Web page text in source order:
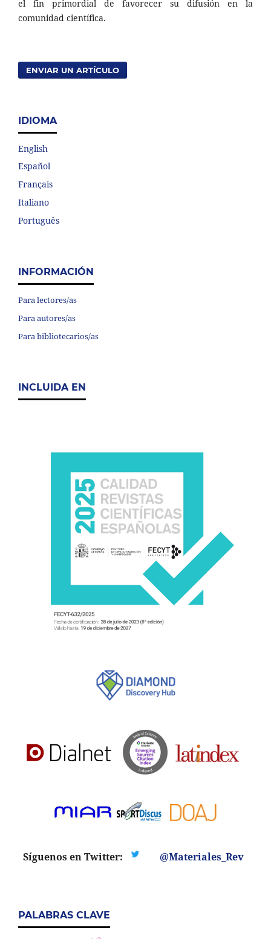
el fin primordial de favorecer su difusión en la
comunidad científica.
ENVIAR UN ARTÍCULO
IDIOMA
English
Español
Français
Italiano
Português
INFORMACIÓN
Para lectores/as
Para autores/as
Para bibliotecarios/as
INCLUIDA EN
Síguenos en Twitter: @Materiales_Rev
PALABRAS CLAVE